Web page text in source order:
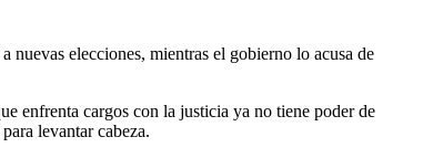
nuevas elecciones, mientras el gobierno lo acusa de
enfrenta cargos con la justicia ya no tiene poder de
levantar cabeza.